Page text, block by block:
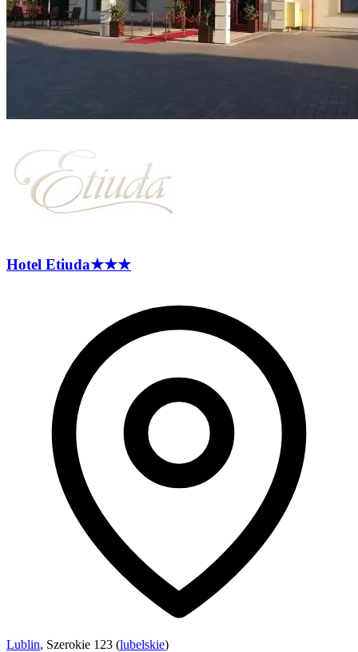
Hotel Etiuda★★★
Lublin, Szerokie 123 (lubelskie)